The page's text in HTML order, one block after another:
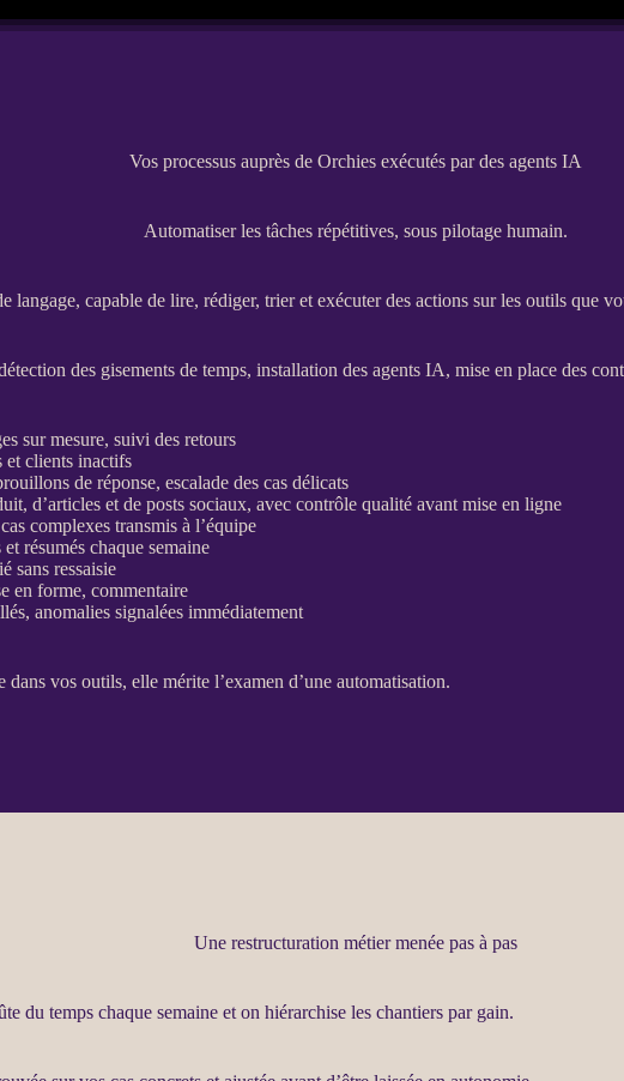
Vos processus auprès de Orchies exécutés par des agents IA
Automatiser les tâches répétitives, sous pilotage humain.
langage, capable de lire, rédiger, trier et exécuter des actions sur les outils que
des gisements de temps, installation des agents IA, mise en place des
sur mesure, suivi des retours
et clients inactifs
de réponse, escalade des cas délicats
, d’articles et de posts sociaux, avec contrôle qualité avant mise en ligne
complexes transmis à l’équipe
résumés chaque semaine
sans ressaisie
en forme, commentaire
anomalies signalées immédiatement
vos outils, elle mérite l’examen d’une automatisation.
Une restructuration métier menée pas à pas
du temps chaque semaine et on hiérarchise les chantiers par gain.